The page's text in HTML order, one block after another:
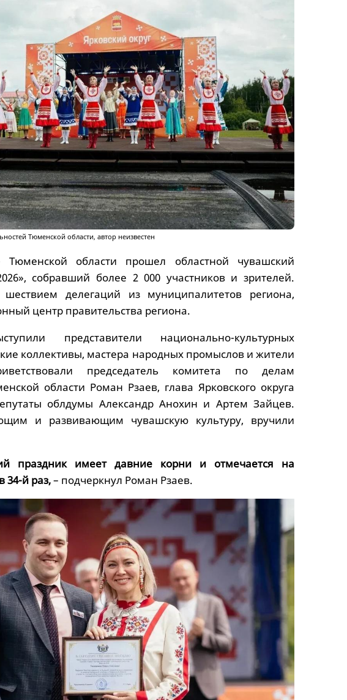
Тюменской области, автор неизвестен
области прошел областной чувашский
собравший более 2 000 участников и зрителей.
шествием делегаций из муниципалитетов региона,
центр правительства региона.
представители национально-культурных
коллективы, мастера народных промыслов и жители
председатель комитета по делам
области Роман Рзаев, глава Ярковского округа
облдумы Александр Анохин и Артем Зайцев.
и развивающим чувашскую культуру, вручили
праздник имеет давние корни и отмечается на
34-й раз,– подчеркнул Роман Рзаев.